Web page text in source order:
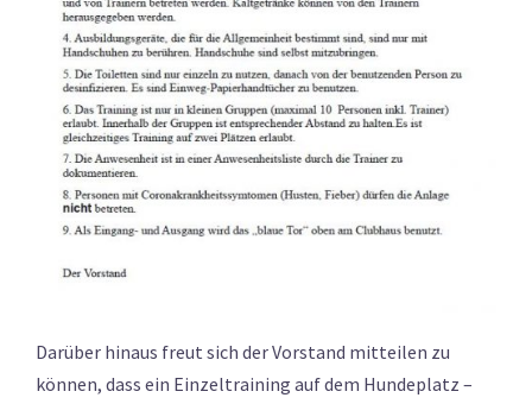
Darüber hinaus freut sich der Vorstand mitteilen zu
können, dass ein Einzeltraining auf dem Hundeplatz –